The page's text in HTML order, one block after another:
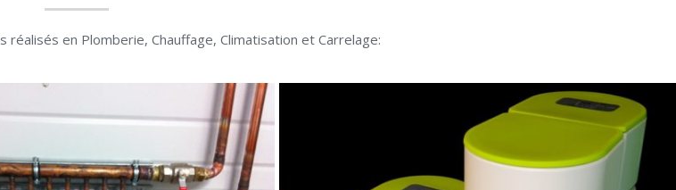
en Plomberie, Chauffage, Climatisation et Carrelage: